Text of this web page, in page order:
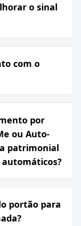
o sinal
com o
por
ou Auto-
patrimonial
portão para